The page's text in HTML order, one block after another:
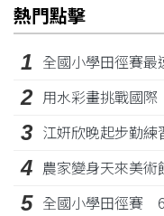
熱門點擊
1 全國小學田徑賽
2 用水彩畫挑戰國
3 江姸欣晚起步勤
4 農家變身天來美
5 全國小學田徑賽